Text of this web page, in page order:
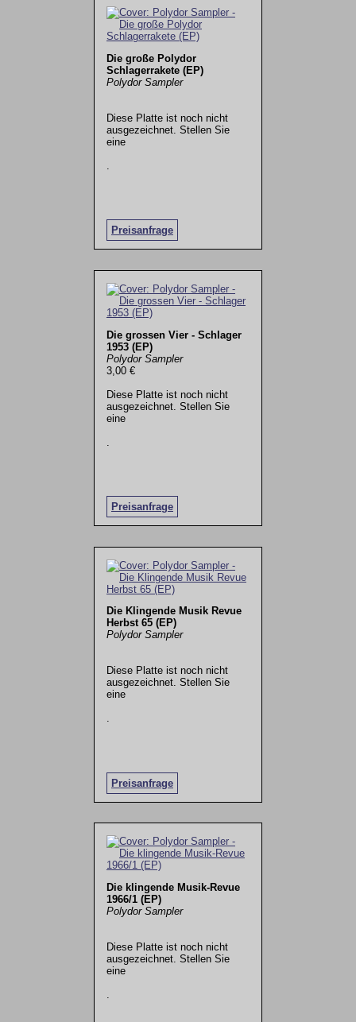
Die große Polydor
Schlagerrakete (EP)
Polydor Sampler
Diese Platte ist noch nicht
ausgezeichnet. Stellen Sie
eine
Preisanfrage
.
Die grossen Vier - Schlager
1953 (EP)
Polydor Sampler
3,00 €
Diese Platte ist noch nicht
ausgezeichnet. Stellen Sie
eine
Preisanfrage
Die Klingende Musik Revue
Herbst 65 (EP)
Polydor Sampler
Diese Platte ist noch nicht
ausgezeichnet. Stellen Sie
eine
Preisanfrage
.
Die klingende Musik-Revue
1966/1 (EP)
Polydor Sampler
Diese Platte ist noch nicht
ausgezeichnet. Stellen Sie
eine
.